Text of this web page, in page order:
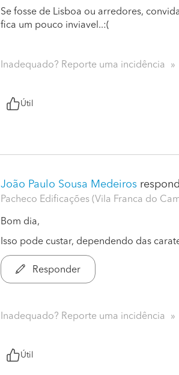
Se fosse de Lisboa ou arredores,
fica um pouco inviavel..:(
Inadequado? Reporte uma incidência
Útil
João Paulo Sousa Medeiros
Pacheco Edificações (Vila Franca do
Bom dia,
Isso pode custar, dependendo das
Responder
Inadequado? Reporte uma incidência
Útil